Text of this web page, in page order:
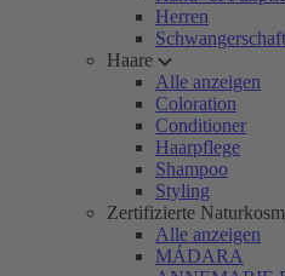
Herren
Haare
Alle anzeigen
Coloration
Conditioner
Haarpflege
Shampoo
Styling
Zertifizierte
Alle anzeigen
MÁDARA